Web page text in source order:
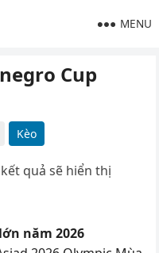
MENU
Cup
Kèo
quả sẽ hiển thị
năm 2026